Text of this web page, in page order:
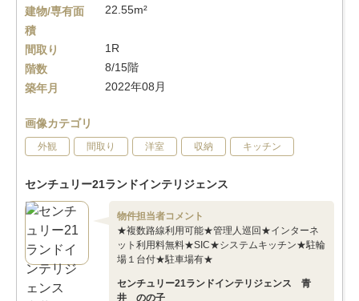
建物/専有面
積
22.55m²
間取り
1R
階数
8/15階
築年月
2022年08月
画像カテゴリ
外観 間取り 洋室 収納 キッチン
センチュリー21ランドインテリジェンス
物件担当者コメント
★複数路線利用可能★管理人巡回★インターネ
ット利用料無料★SIC★システムキッチン★駐輪
場１台付★駐車場有★
センチュリー21ランドインテリジェンス 青
井 のの子